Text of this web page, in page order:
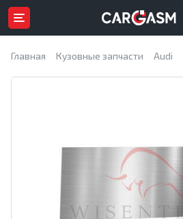
Главная Кузовные запчасти Audi